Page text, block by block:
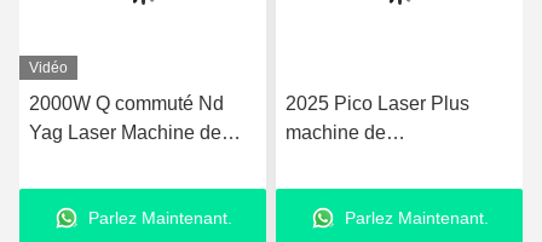
Vidéo
2000W Q commuté Nd
Yag Laser Machine de
Avec écran tactile LCD
Parlez Maintenant.
2025 Pico Laser Plus
machine de
Nd Yag Laser 755nm Pico
deuxième machine laser
Parlez Maintenant.